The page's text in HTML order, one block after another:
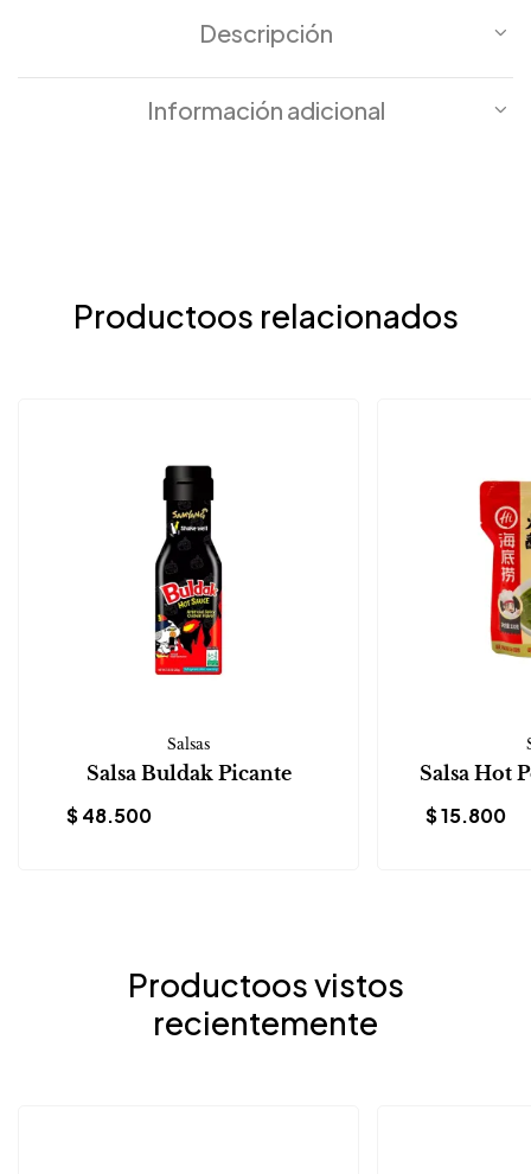
Descripción
Información adicional
Productoos relacionados
Salsas
Salsa Buldak Picante
$48.500
Salsa Hot
$15.800
Productoos vistos
recientemente